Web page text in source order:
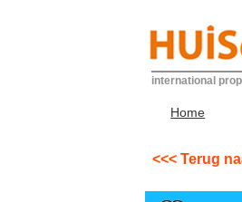
international
Home
<<< Terug